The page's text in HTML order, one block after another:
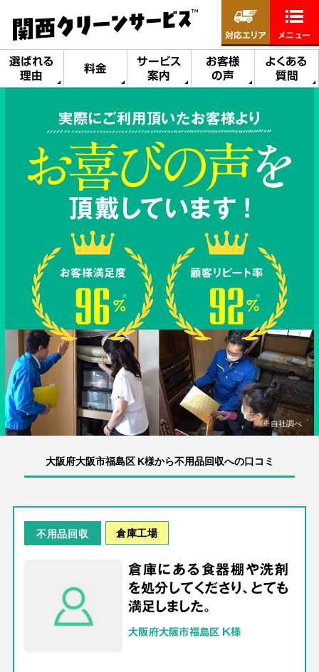
選ばれる
理由
料金
サービス
案内
お客様
の声
よくある
質問
対応エリア メニュー
実際にご利用頂いたお客様より
※自社調べ
大阪府大阪市福島区 K様から不用品回収への口コミ
不用品回収 倉庫工場
倉庫にある食器棚や洗剤
を処分してくださり、とても
満足しました。
大阪府大阪市福島区 K様